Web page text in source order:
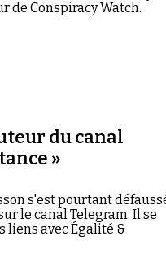
de Conspiracy Watch.
du canal
»
s'est pourtant
le canal Telegram. Il se
liens avec Égalité &